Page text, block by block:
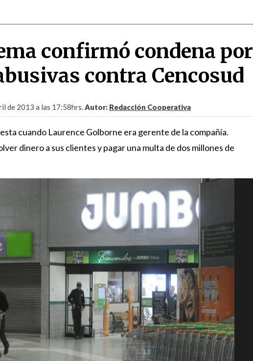
confirmó condena por
contra Cencosud
de 2013 a las 17:58hrs.Autor: Redacción Cooperativa
cuando Laurence Golborne era gerente de la compañía.
dinero a sus clientes y pagar una multa de dos millones de